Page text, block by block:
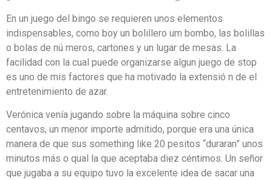
En un juego del bingo se requieren unos elementos
indispensables, como boy un bolillero um bombo, las bolillas
o bolas de nú meros, cartones y un lugar de mesas. La
facilidad con la cual puede organizarse algun juego de stop
es uno de mis factores que ha motivado la extensió n de el
entretenimiento de azar.
Verónica venía jugando sobre la máquina sobre cinco
centavos, un menor importe admitido, porque era una única
manera de que sus something like 20 pesitos “duraran” unos
minutos más o qual la que aceptaba diez céntimos. Un señor
que jugaba a su equipo tuvo la excelente idea de sacar una